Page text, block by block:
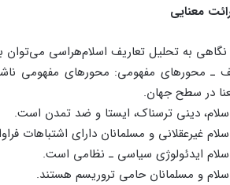
معنایی
نگاهی به تحلیل تعاریف اسلام‌هراسی
ـ محورهای مفهومی: محورهای مفهومی
در سطح جهان.
دینی ترسناک، ایستا و ضد تمدن است.
غیرعقلانی و مسلمانان دارای اشتباهات
ایدئولوژی‌ سیاسی ـ نظامی است.
و مسلمانان حامی تروریسم هستند.